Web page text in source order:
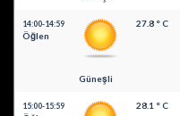
14:00-14:59
Öğlen
Güneşli
27.8 ° C
15:00-15:59 28.1 ° C